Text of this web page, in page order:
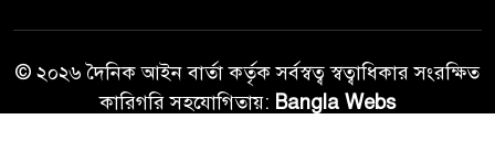
মাঝে মেডিকেল ক্যাম্পেইন
© ২০২৬ দৈনিক আইন বার্তা কর্তৃক সর্বস্বত্ব স্বত্বাধিকার সংরক্ষিত
কারিগরি সহযোগিতায়: Bangla Webs